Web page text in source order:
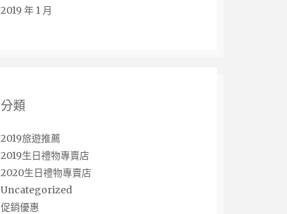
2019 年 1 月
分類
2019旅遊推薦
2019生日禮物專賣店
2020生日禮物專賣店
Uncategorized
促銷優惠